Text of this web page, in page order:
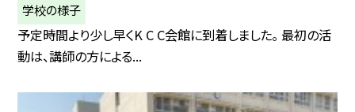
学校の様子
予定時間より少し早くK C C会館に到着しました。 最初の活
動は、講師の方による...